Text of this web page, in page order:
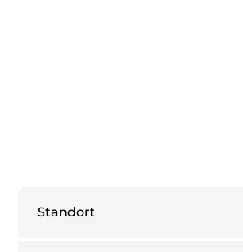
Standort